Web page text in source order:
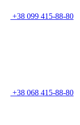
+38 099 415-88-80
+38 068 415-88-80